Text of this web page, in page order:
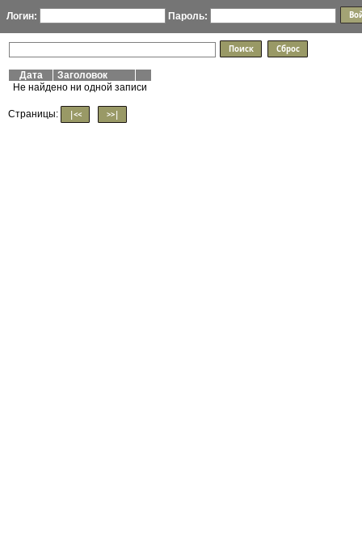
Логин: Пароль:
Дата
Заголовок
Не найдено ни одной записи
Страницы: |<< >>|